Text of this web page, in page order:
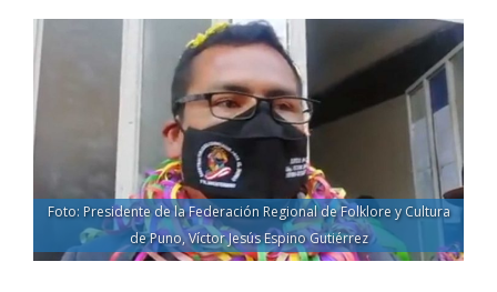
Foto: Presidente de la Federación Regional de Folklore y Cultura
de Puno, Víctor Jesús Espino Gutiérrez